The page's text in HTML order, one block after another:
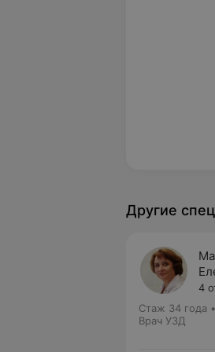
Другие
4
Стаж 34 года •
Врач УЗД